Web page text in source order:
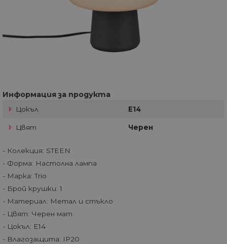
Информация за продукта
Цокъл E14
Цвят Черен
- Колекция: STEEN
- Форма: Настолна лампа
- Марка: Trio
- Брой крушки: 1
- Материал: Метал и стъкло
- Цвят: Черен мат
- Цокъл: E14
- Влагозащита: IP20